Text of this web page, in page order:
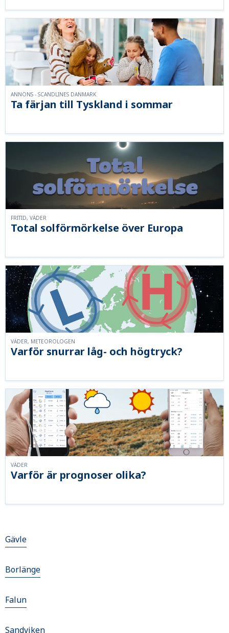
Ta färjan till Tyskland i sommar
ANNONS - SCANDLINES DANMARK
Total solförmörkelse över Europa
FRITID, VÄDER
Varför snurrar låg- och högtryck?
VÄDER, METEOROLOGEN
Varför är prognoser olika?
VÄDER
Gävle
Borlänge
Falun
Sandviken